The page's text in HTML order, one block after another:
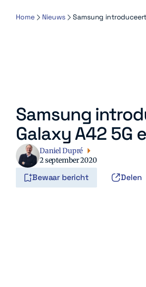
Home Nieuws Samsung introduceert
Samsung
Galaxy A42 5G
Daniel Dupré
2 september 2020
Bewaar bericht Delen